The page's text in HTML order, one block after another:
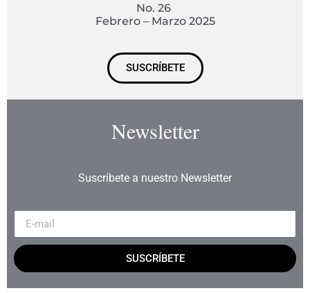
No. 26
Febrero – Marzo 2025
SUSCRÍBETE
Newsletter
Suscríbete a nuestro Newsletter
SUSCRÍBETE